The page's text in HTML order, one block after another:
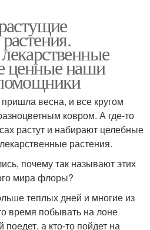
ценные наши
весна, и все кругом
ковром. А где-то
растут и набирают целебные
растения.
почему так называют этих
мира флоры?
теплых дней и многие из
время побывать на лоне
а кто-то пойдет на